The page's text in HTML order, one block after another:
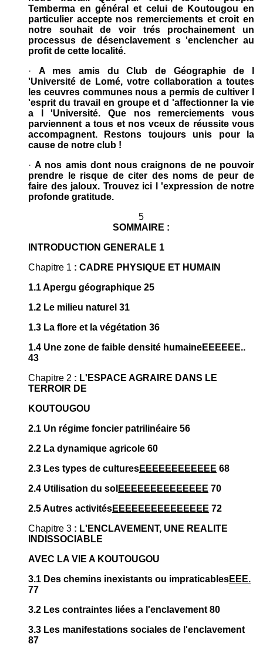
Temberma en général et celui de Koutougou en
particulier accepte nos remerciements et croit en
notre souhait de voir trés prochainement un
processus de désenclavement s 'enclencher au
profit de cette localité.
· A mes amis du Club de Géographie de l
'Université de Lomé, votre collaboration a toutes
les ceuvres communes nous a permis de cultiver l
'esprit du travail en groupe et d 'affectionner la vie
a l 'Université. Que nos remerciements vous
parviennent a tous et nos vceux de réussite vous
accompagnent. Restons toujours unis pour la
cause de notre club !
·A nos amis dont nous craignons de ne pouvoir
prendre le risque de citer des noms de peur de
faire des jaloux. Trouvez ici l 'expression de notre
profonde gratitude.
5
SOMMAIRE :
INTRODUCTION GENERALE 1
Chapitre 1 : CADRE PHYSIQUE ET HUMAIN
1.1 Apergu géographique 25
1.2 Le milieu naturel 31
1.3 La flore et la végétation 36
1.4 Une zone de faible densité humaineEEEEEE..
43
Chapitre 2 : L'ESPACE AGRAIRE DANS LE
TERROIR DE
KOUTOUGOU
2.1 Un régime foncier patrilinéaire 56
2.2 La dynamique agricole 60
2.3 Les types de culturesEEEEEEEEEEEE 68
2.4 Utilisation du sol EEEEEEEEEEEEEE 70
2.5 Autres activitésEEEEEEEEEEEEEEE 72
Chapitre 3 : L'ENCLAVEMENT, UNE REALITE
INDISSOCIABLE
AVEC LA VIE A KOUTOUGOU
3.1 Des chemins inexistants ou impraticablesEEE.
77
3.2 Les contraintes liées a l'enclavement 80
3.3 Les manifestations sociales de l'enclavement
87